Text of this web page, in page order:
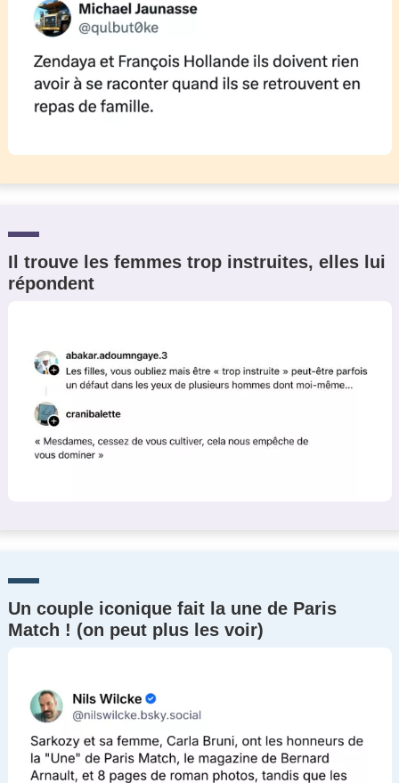
Il trouve les femmes trop instruites, elles lui
répondent
Un couple iconique fait la une de Paris
Match ! (on peut plus les voir)